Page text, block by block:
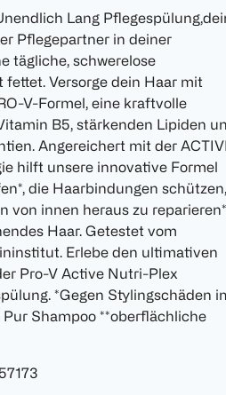
Lang
Pflegepartner in deiner
tägliche, schwerelose
Versorge dein Haar mit
V-Formel, eine kraftvolle
B5, stärkenden Lipiden
Angereichert mit der
hilft unsere innovative Formel
die Haarbindungen schützen,
von innen heraus zu
Haar. Getestet vom
Erlebe den ultimativen
Pro-V Active Nutri-Plex
*Gegen Stylingschäden
Shampoo **oberflächliche